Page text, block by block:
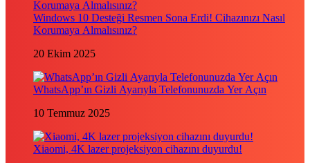
Windows 10 Desteği Resmen Sona Erdi! Cihazınızı Nasıl
Korumaya Almalısınız?
20 Ekim 2025
WhatsApp’ın Gizli Ayarıyla Telefonunuzda Yer Açın
10 Temmuz 2025
Xiaomi, 4K lazer projeksiyon cihazını duyurdu!